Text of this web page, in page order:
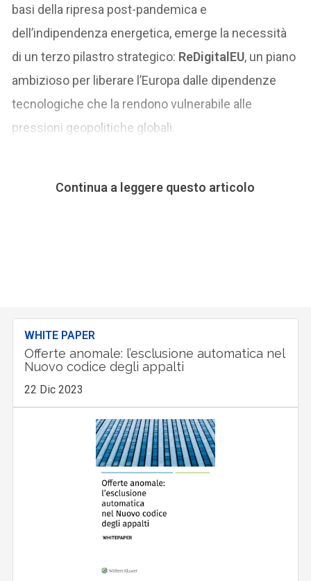
basi della ripresa post-pandemica e
dell’indipendenza energetica, emerge la necessità
di un terzo pilastro strategico: ReDigitalEU, un piano
ambizioso per liberare l’Europa dalle dipendenze
tecnologiche che la rendono vulnerabile alle
pressioni geopolitiche globali.
Continua a leggere questo articolo
WHITE PAPER
Offerte anomale: l’esclusione automatica nel
Nuovo codice degli appalti
22 Dic 2023